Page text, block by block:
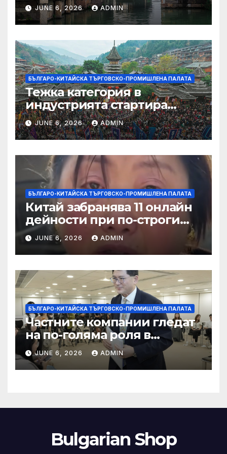
JUNE 6, 2026 ADMIN
БЪЛГАРО-КИТАЙСКА ТЪРГОВСКО-ПРОМИШЛЕНА ПАЛАТА
Тежка категория в
индустрията стартира
алианс за космическа
слънчева енергия
JUNE 6, 2026 ADMIN
БЪЛГАРО-КИТАЙСКА ТЪРГОВСКО-ПРОМИШЛЕНА ПАЛАТА
Китай забранява 11 онлайн
дейности при по-строги
правила за ограничаване на
слуховете и
кибернасилниците
JUNE 6, 2026 ADMIN
БЪЛГАРО-КИТАЙСКА ТЪРГОВСКО-ПРОМИШЛЕНА ПАЛАТА
Частните компании гледат
на по-голяма роля в
стратегическата
енергетика
JUNE 6, 2026 ADMIN
Bulgarian Shop